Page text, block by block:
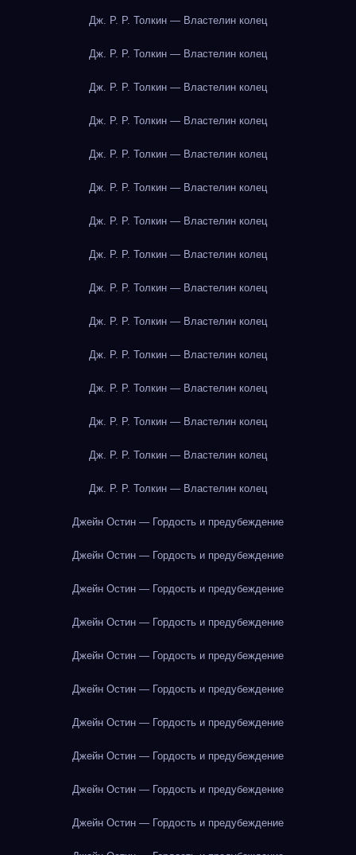
Дж. Р. Р. Толкин — Властелин колец
Дж. Р. Р. Толкин — Властелин колец
Дж. Р. Р. Толкин — Властелин колец
Дж. Р. Р. Толкин — Властелин колец
Дж. Р. Р. Толкин — Властелин колец
Дж. Р. Р. Толкин — Властелин колец
Дж. Р. Р. Толкин — Властелин колец
Дж. Р. Р. Толкин — Властелин колец
Дж. Р. Р. Толкин — Властелин колец
Дж. Р. Р. Толкин — Властелин колец
Дж. Р. Р. Толкин — Властелин колец
Дж. Р. Р. Толкин — Властелин колец
Дж. Р. Р. Толкин — Властелин колец
Дж. Р. Р. Толкин — Властелин колец
Дж. Р. Р. Толкин — Властелин колец
Джейн Остин — Гордость и предубеждение
Джейн Остин — Гордость и предубеждение
Джейн Остин — Гордость и предубеждение
Джейн Остин — Гордость и предубеждение
Джейн Остин — Гордость и предубеждение
Джейн Остин — Гордость и предубеждение
Джейн Остин — Гордость и предубеждение
Джейн Остин — Гордость и предубеждение
Джейн Остин — Гордость и предубеждение
Джейн Остин — Гордость и предубеждение